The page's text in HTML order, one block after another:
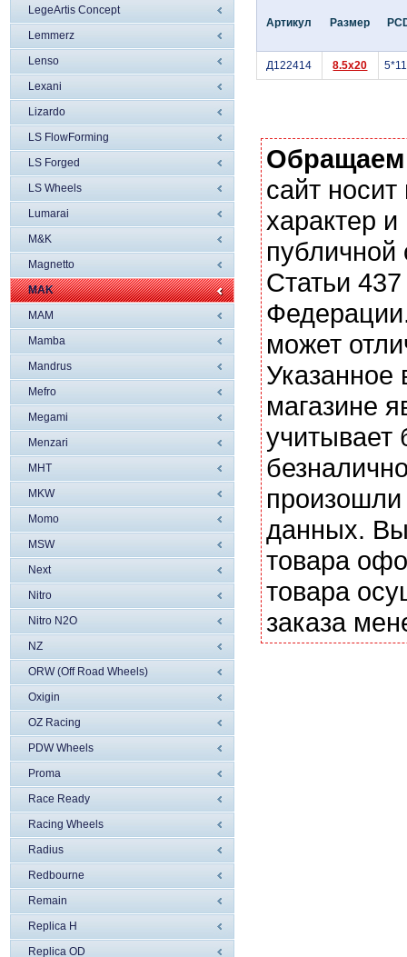
LegeArtis Concept
Lemmerz
Lenso
Lexani
Lizardo
LS FlowForming
LS Forged
LS Wheels
Lumarai
M&K
Magnetto
MAK
MAM
Mamba
Mandrus
Mefro
Megami
Menzari
MHT
MKW
Momo
MSW
Next
Nitro
Nitro N2O
NZ
ORW (Off Road Wheels)
Oxigin
OZ Racing
PDW Wheels
Proma
Race Ready
Racing Wheels
Radius
Redbourne
Remain
Replica H
Replica OD
Артикул Размер
Д122414 8.5x20
сайт
характер
Статьи
может
магазине
учитывает
данных. Вы
товара
товара
заказа